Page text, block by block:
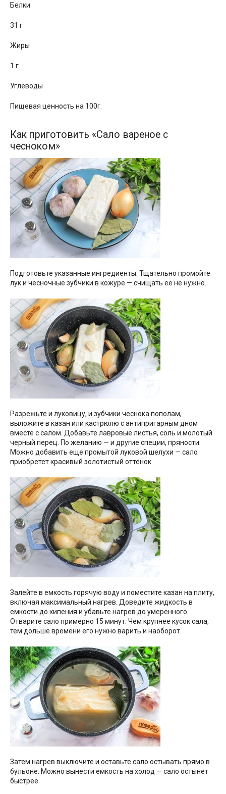
Белки
31 г
Жиры
1 г
Углеводы
Пищевая ценность на 100г.
Как приготовить «Сало вареное с
чесноком»
Подготовьте указанные ингредиенты. Тщательно промойте
лук и чесночные зубчики в кожуре — счищать ее не нужно.
Разрежьте и луковицу, и зубчики чеснока пополам,
выложите в казан или кастрюлю с антипригарным дном
вместе с салом. Добавьте лавровые листья, соль и молотый
черный перец. По желанию — и другие специи, пряности.
Можно добавить еще промытой луковой шелухи — сало
приобретет красивый золотистый оттенок.
Залейте в емкость горячую воду и поместите казан на плиту,
включая максимальный нагрев. Доведите жидкость в
емкости до кипения и убавьте нагрев до умеренного.
Отварите сало примерно 15 минут. Чем крупнее кусок сала,
тем дольше времени его нужно варить и наоборот.
Затем нагрев выключите и оставьте сало остывать прямо в
бульоне. Можно вынести емкость на холод — сало остынет
быстрее.